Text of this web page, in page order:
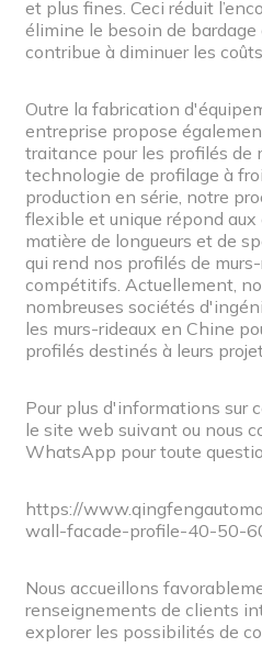
et plus fines. Ceci réduit
élimine le besoin de
contribue à diminuer les
Outre la fabrication
entreprise propose
traitance pour les profilés de
technologie de profilage à
production en série, notre
flexible et unique répond
matière de longueurs et de
qui rend nos profilés de
compétitifs. Actuellement,
nombreuses sociétés
les murs-rideaux en Chine
profilés destinés à leurs
Pour plus d'informations sur
le site web suivant ou nous
WhatsApp pour toute
https://
wall-facade-profile-40-50-
Nous accueillons
renseignements de clients
explorer les possibilités de